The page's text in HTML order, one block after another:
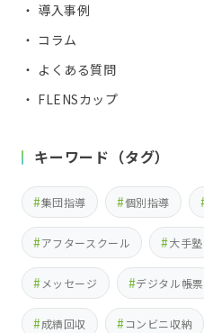
・ 導入事例
・ コラム
・ よくある質問
・ FLENSカップ
キーワード（タグ）
集団指導 個別指導
アフタースクール 大手塾
メッセージ デジタル帳票
成績回収 コンビニ収納